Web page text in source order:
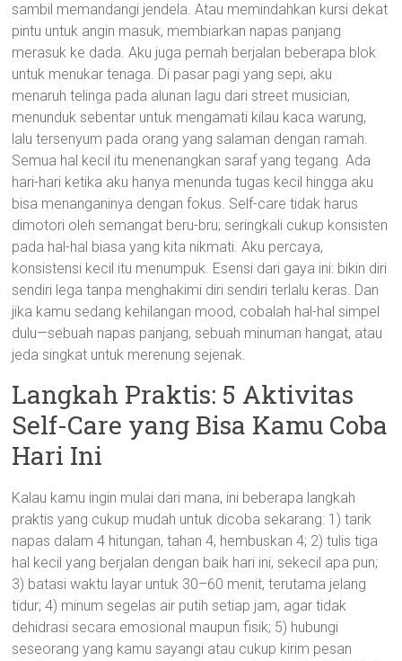
sambil memandangi jendela. Atau memindahkan kursi dekat
pintu untuk angin masuk, membiarkan napas panjang
merasuk ke dada. Aku juga pernah berjalan beberapa blok
untuk menukar tenaga. Di pasar pagi yang sepi, aku
menaruh telinga pada alunan lagu dari street musician,
menunduk sebentar untuk mengamati kilau kaca warung,
lalu tersenyum pada orang yang salaman dengan ramah.
Semua hal kecil itu menenangkan saraf yang tegang. Ada
hari-hari ketika aku hanya menunda tugas kecil hingga aku
bisa menanganinya dengan fokus. Self-care tidak harus
dimotori oleh semangat beru-bru; seringkali cukup konsisten
pada hal-hal biasa yang kita nikmati. Aku percaya,
konsistensi kecil itu menumpuk. Esensi dari gaya ini: bikin diri
sendiri lega tanpa menghakimi diri sendiri terlalu keras. Dan
jika kamu sedang kehilangan mood, cobalah hal-hal simpel
dulu—sebuah napas panjang, sebuah minuman hangat, atau
jeda singkat untuk merenung sejenak.
Langkah Praktis: 5 Aktivitas
Self-Care yang Bisa Kamu Coba
Hari Ini
Kalau kamu ingin mulai dari mana, ini beberapa langkah
praktis yang cukup mudah untuk dicoba sekarang: 1) tarik
napas dalam 4 hitungan, tahan 4, hembuskan 4; 2) tulis tiga
hal kecil yang berjalan dengan baik hari ini, sekecil apa pun;
3) batasi waktu layar untuk 30–60 menit, terutama jelang
tidur; 4) minum segelas air putih setiap jam, agar tidak
dehidrasi secara emosional maupun fisik; 5) hubungi
seseorang yang kamu sayangi atau cukup kirim pesan